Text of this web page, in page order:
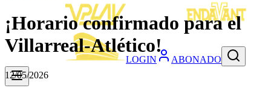
LOGIN ABONADO
¡Horario confirmado para el
Villarreal-Atlético!
12/05/2026